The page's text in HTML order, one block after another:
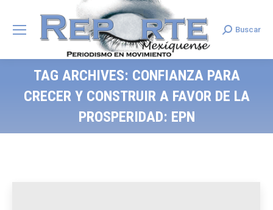
Search:
Buscar
TAG ARCHIVES: CONFIANZA PARA
CRECER Y CONSTRUIR A FAVOR DE LA
PROSPERIDAD: EPN